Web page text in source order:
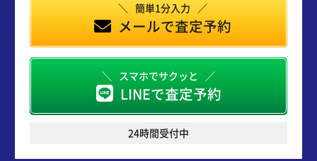
簡単1分入力
メールで査定予約
スマホでサクッと
LINEで査定予約
24時間受付中